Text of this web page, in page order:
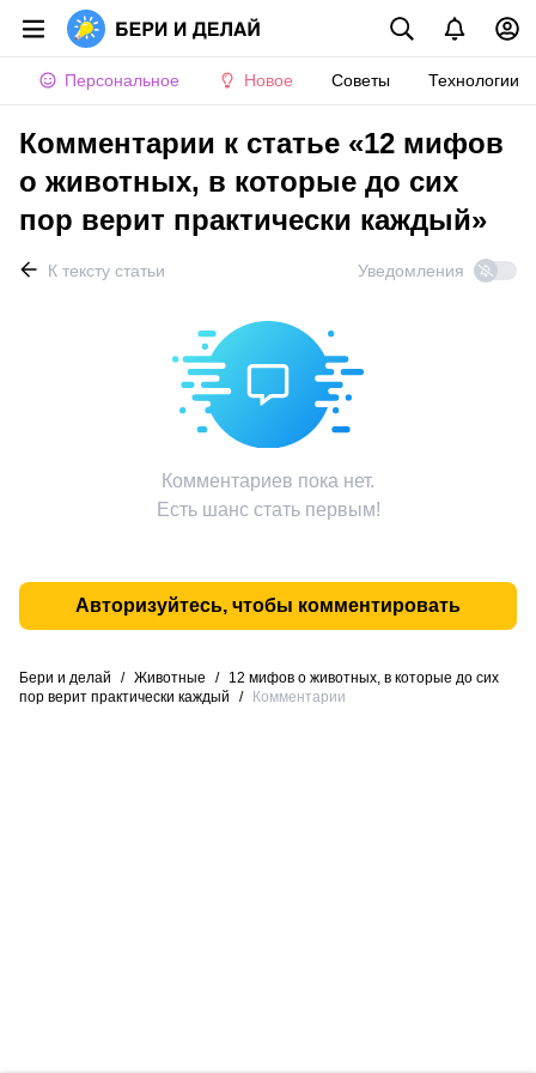
Персональное Новое Советы Технологии
Комментарии к статье «12 мифов
о животных, в которые до сих
пор верит практически каждый»
К тексту статьи Уведомления
Комментариев пока нет.
Есть шанс стать первым!
Авторизуйтесь, чтобы комментировать
Бери и делай / Животные /
12 мифов о животных, в которые до сих
пор верит практически каждый
/ Комментарии